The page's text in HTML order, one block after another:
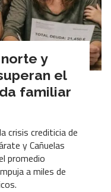
y
el
familiar
crisis crediticia de
y Cañuelas
promedio
a miles de